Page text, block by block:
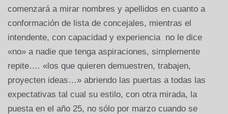
comenzará a mirar nombres y apellidos en cuanto a
conformación de lista de concejales, mientras el
intendente, con capacidad y experiencia no le dice
«no» a nadie que tenga aspiraciones, simplemente
repite…. «los que quieren demuestren, trabajen,
proyecten ideas…» abriendo las puertas a todas las
expectativas tal cual su estilo, con otra mirada, la
puesta en el año 25, no sólo por marzo cuando se